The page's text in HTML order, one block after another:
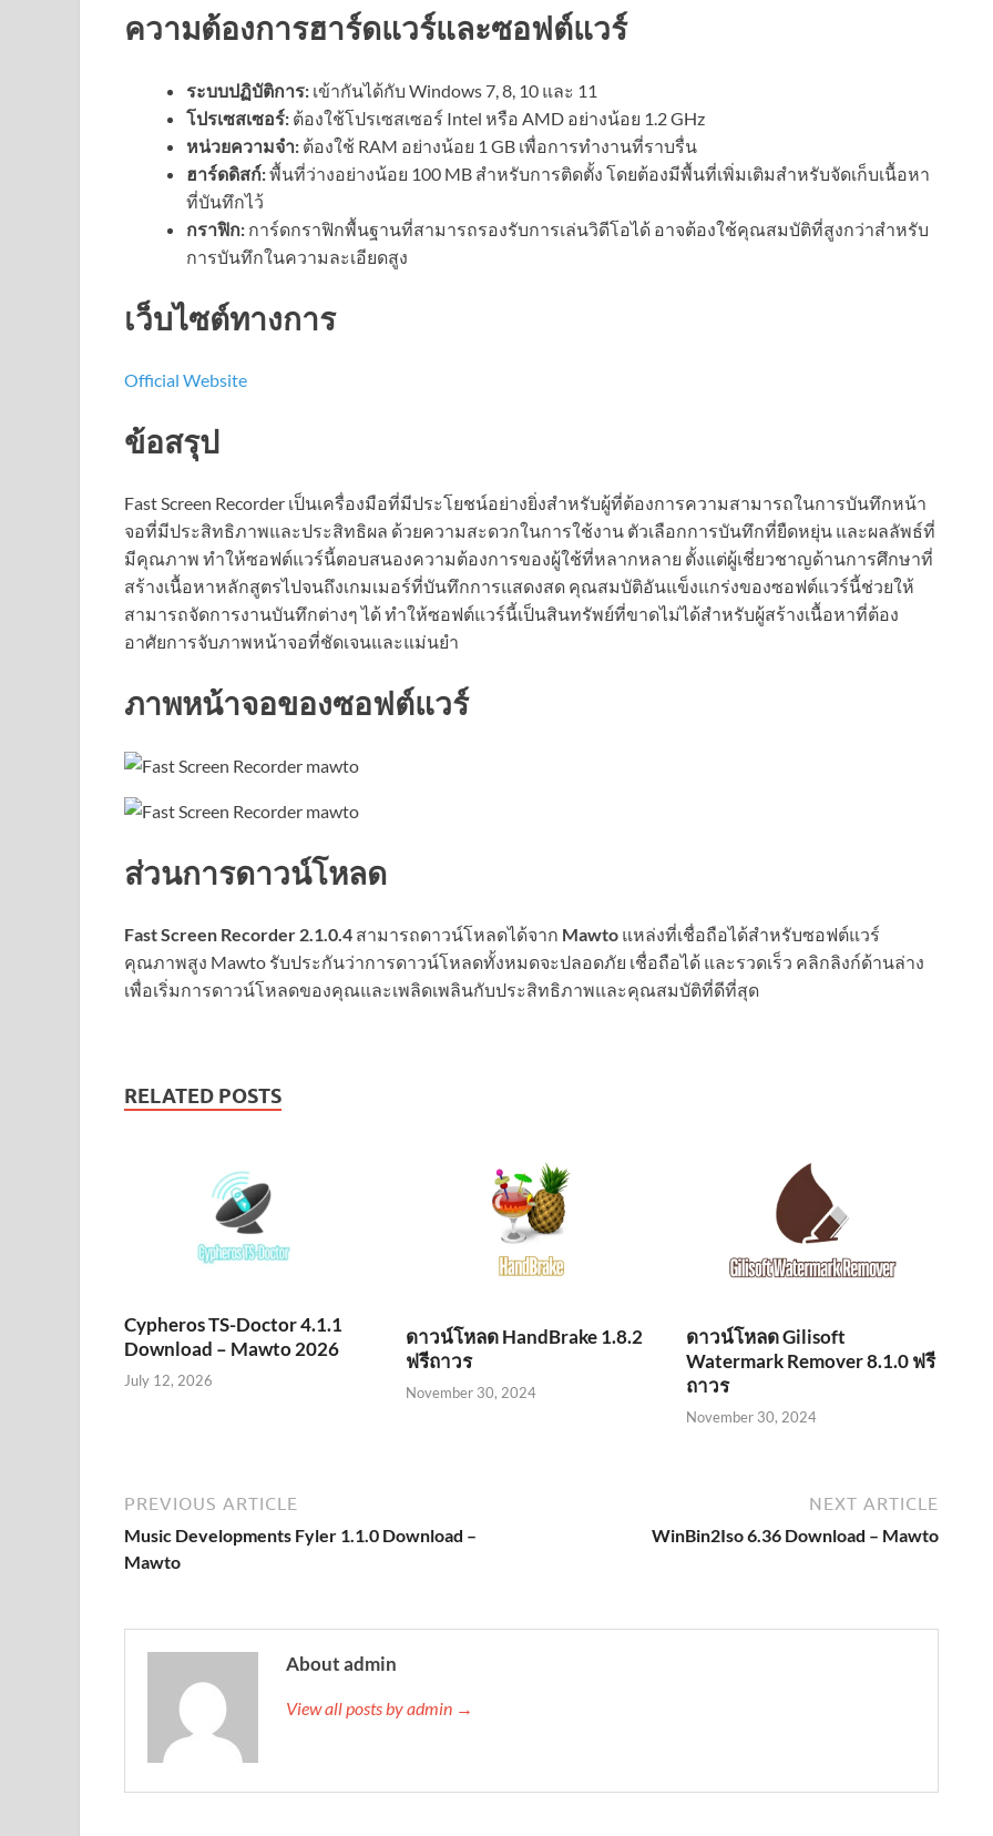
ความต้องการฮาร์ดแวร์และซอฟต์แวร์
ระบบปฏิบัติการ: เข้ากันได้กับ Windows 7, 8, 10 และ 11
โปรเซสเซอร์: ต้องใช้โปรเซสเซอร์ Intel หรือ AMD อย่างน้อย 1.2 GHz
หน่วยความจำ: ต้องใช้ RAM อย่างน้อย 1 GB เพื่อการทำงานที่ราบรื่น
ฮาร์ดดิสก์:พื้นที่ว่างอย่างน้อย 100 MB สำหรับการติดตั้ง โดยต้องมีพื้นที่เพิ่มเติมสำหรับจัดเก็บเนื้อหา
ที่บันทึกไว้
กราฟิก: การ์ดกราฟิกพื้นฐานที่สามารถรองรับการเล่นวิดีโอได้ อาจต้องใช้คุณสมบัติที่สูงกว่าสำหรับ
การบันทึกในความละเอียดสูง
เว็บไซต์ทางการ
Official Website
ข้อสรุป
Fast Screen Recorder เป็นเครื่องมือที่มีประโยชน์อย่างยิ่งสำหรับผู้ที่ต้องการความสามารถในการบันทึกหน้า
จอที่มีประสิทธิภาพและประสิทธิผล ด้วยความสะดวกในการใช้งาน ตัวเลือกการบันทึกที่ยืดหยุ่น และผลลัพธ์ที่
มีคุณภาพ ทำให้ซอฟต์แวร์นี้ตอบสนองความต้องการของผู้ใช้ที่หลากหลาย ตั้งแต่ผู้เชี่ยวชาญด้านการศึกษาที่
สร้างเนื้อหาหลักสูตรไปจนถึงเกมเมอร์ที่บันทึกการแสดงสด คุณสมบัติอันแข็งแกร่งของซอฟต์แวร์นี้ช่วยให้
สามารถจัดการงานบันทึกต่างๆ ได้ ทำให้ซอฟต์แวร์นี้เป็นสินทรัพย์ที่ขาดไม่ได้สำหรับผู้สร้างเนื้อหาที่ต้อง
อาศัยการจับภาพหน้าจอที่ชัดเจนและแม่นยำ
ภาพหน้าจอของซอฟต์แวร์
ส่วนการดาวน์โหลด
Fast Screen Recorder 2.1.0.4 สามารถดาวน์โหลดได้จาก Mawto แหล่งที่เชื่อถือได้สำหรับซอฟต์แวร์
คุณภาพสูง Mawto รับประกันว่าการดาวน์โหลดทั้งหมดจะปลอดภัย เชื่อถือได้ และรวดเร็ว คลิกลิงก์ด้านล่าง
เพื่อเริ่มการดาวน์โหลดของคุณและเพลิดเพลินกับประสิทธิภาพและคุณสมบัติที่ดีที่สุด
RELATED POSTS
Cypheros TS-Doctor 4.1.1
Download – Mawto 2026
July 12, 2026
ดาวน์โหลด HandBrake 1.8.2
ฟรีถาวร
November 30, 2024
ดาวน์โหลด Gilisoft
Watermark Remover 8.1.0 ฟรี
ถาวร
November 30, 2024
PREVIOUS ARTICLE
Music Developments Fyler 1.1.0 Download –
Mawto
NEXT ARTICLE
WinBin2Iso 6.36 Download – Mawto
About admin
View all posts by admin →